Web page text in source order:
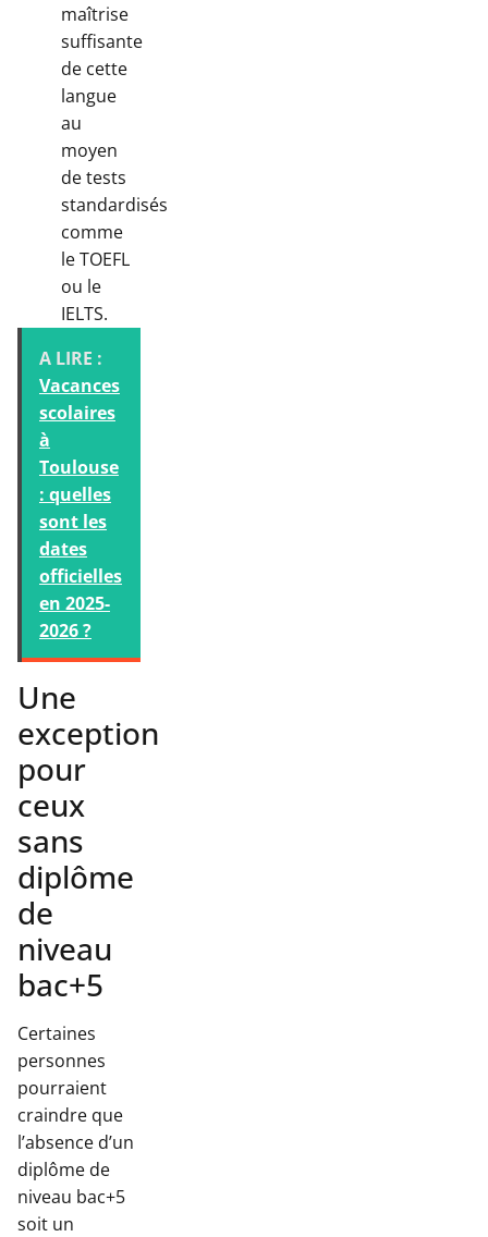
maîtrise
suffisante
de cette
langue
au
moyen
de tests
standardisés
comme
le TOEFL
ou le
IELTS.
A LIRE :
Vacances
scolaires
à
Toulouse
: quelles
sont les
dates
officielles
en 2025-
2026 ?
Une
exception
pour
ceux
sans
diplôme
de
niveau
bac+5
Certaines
personnes
pourraient
craindre que
l’absence d’un
diplôme de
niveau bac+5
soit un